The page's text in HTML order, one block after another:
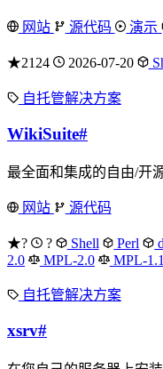
网站 源代码 演示
★2124 2026-07-20
自托管解决方案
WikiSuite#
最全面和集成的自由/开
网站 源代码
★? ? Shell Perl
2.0
MPL-2.0 MPL-1.1
自托管解决方案
xsrv#